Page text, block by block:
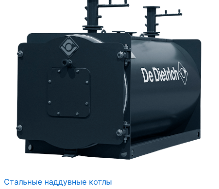
Стальные наддувные котлы